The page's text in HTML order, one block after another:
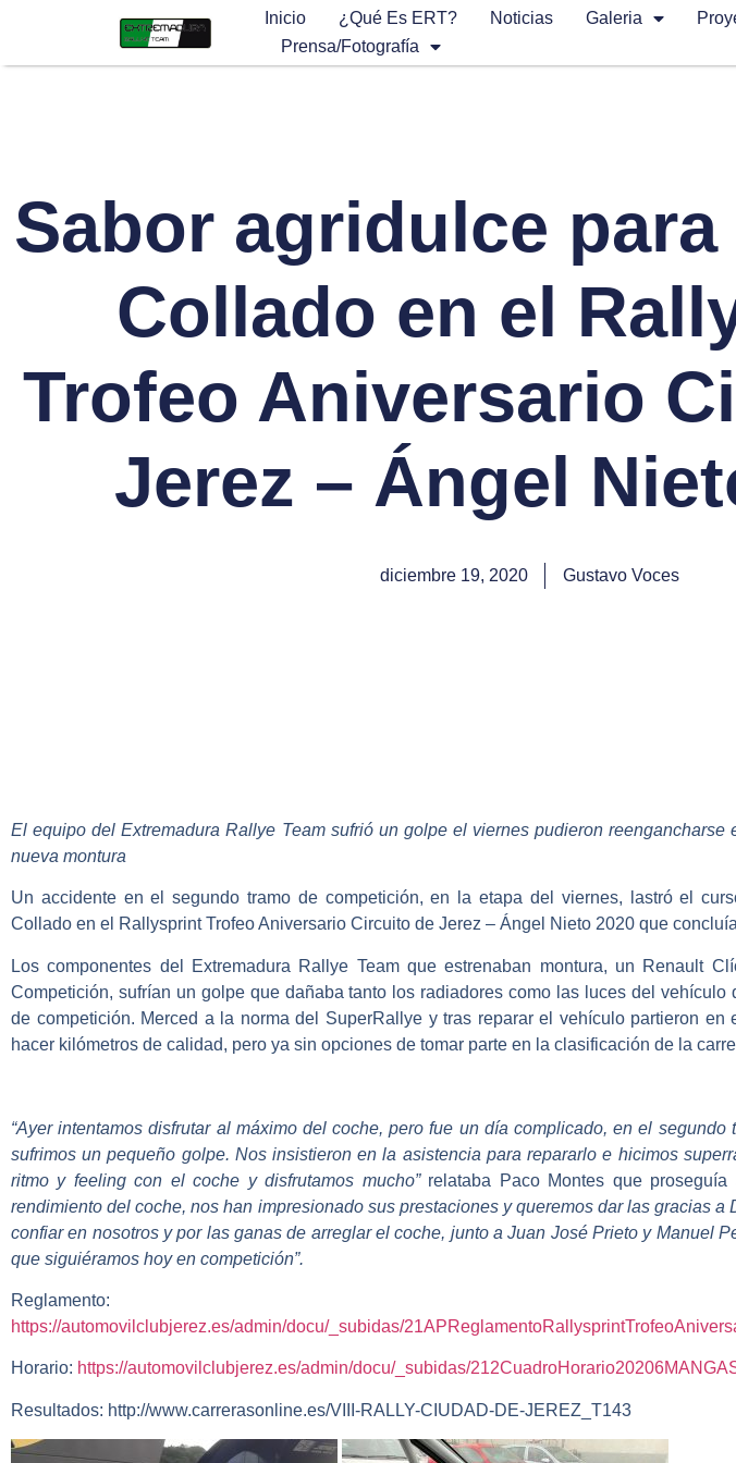
Inicio ¿Qué Es ERT? Noticias Galeria
Prensa/Fotografía
Sabor agridulce
Collado en el
Trofeo Aniversario
Jerez – Ángel
diciembre 19, 2020 Gustavo Voces
El equipo del Extremadura Rallye Team sufrió un golpe el viernes pudieron reengancharse
nueva montura
Un accidente en el segundo tramo de competición, en la etapa del viernes, lastró el
Collado en el Rallysprint Trofeo Aniversario Circuito de Jerez – Ángel Nieto 2020 que
Los componentes del Extremadura Rallye Teamque estrenaban montura, un Renault
Competición, sufrían un golpe que dañaba tanto los radiadores como las luces del vehículo
de competición. Merced a la norma del SuperRallye y tras reparar el vehículo partieron
hacer kilómetros de calidad, pero ya sin opciones de tomar parte en la clasificación de la
“Ayer intentamos disfrutar al máximo del coche, pero fue un día complicado, en el
sufrimos un pequeño golpe. Nos insistieron en la asistencia para repararlo e hicimos
ritmo y feeling con el coche y disfrutamos mucho” relataba Paco Montes que proseguía
rendimiento del coche, nos han impresionado sus prestaciones y queremos dar las gracias
confiar en nosotros y por las ganas de arreglar el coche, junto a Juan José Prieto y Manuel
que siguiéramos hoy en competición”.
Reglamento:
https://automovilclubjerez.es/admin/docu/_subidas/
Horario: https://automovilclubjerez.es/admin/docu/_subidas/
Resultados: http://www.carrerasonline.es/VIII-RALLY-CIUDAD-DE-JEREZ_T143